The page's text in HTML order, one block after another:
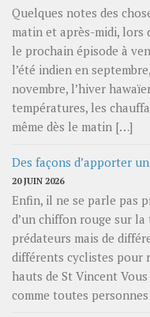
Quelques notes des
matin et après-midi, lors
le prochain épisode à
l’été indien en
novembre, l’hiver
températures, les
même dès le matin […]
Des façons d’apporter
20 JUIN 2026
Enfin, il ne se parle pas
d’un chiffon rouge sur
prédateurs mais de
différents cyclistes pour
hauts de St Vincent
comme toutes